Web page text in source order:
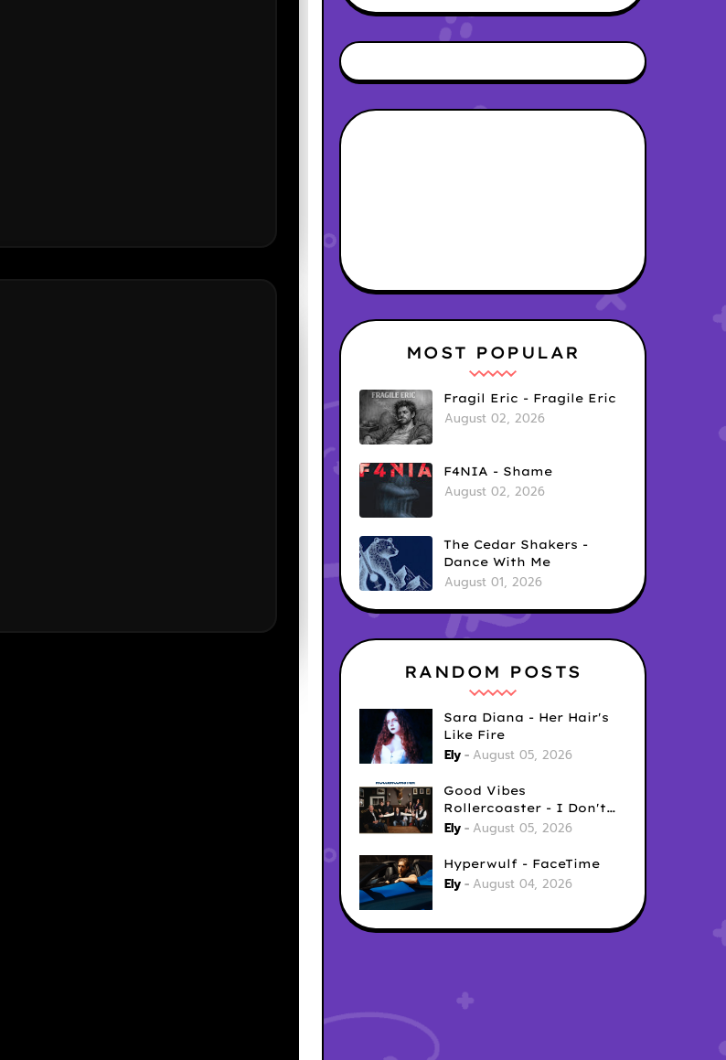
MOST POPULAR
Fragil Eric - Fragile Eric
August 02, 2026
F4NIA - Shame
August 02, 2026
The Cedar Shakers -
Dance With Me
August 01, 2026
RANDOM POSTS
Sara Diana - Her Hair's
Like Fire
Ely August 05, 2026
Good Vibes
Rollercoaster - I Don't
Care
Ely August 05, 2026
Hyperwulf - FaceTime
Ely August 04, 2026